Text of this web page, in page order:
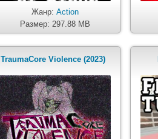
Жанр: Action
Размер: 297.88 MB
TraumaCore Violence (2023)